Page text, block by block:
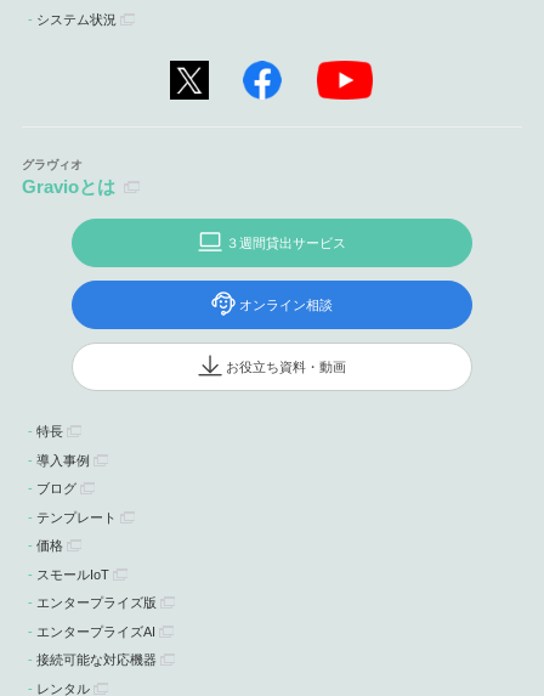
システム状況
Gravioとは
３週間貸出サービス
オンライン相談
お役立ち資料・動画
特長
導入事例
ブログ
テンプレート
価格
スモールIoT
エンタープライズ版
エンタープライズAI
接続可能な対応機器
レンタル